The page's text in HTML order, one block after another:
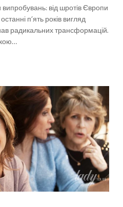
від шротів Європи
п’ять років вигляд
радикальних трансформацій.